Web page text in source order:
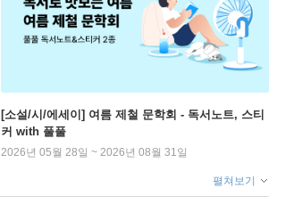
[소설/시/에세이] 여름 제철 문학회 - 독서노트, 스티
커 with 풀풀
2026년 05월 28일 ~ 2026년 08월 31일
펼쳐보기